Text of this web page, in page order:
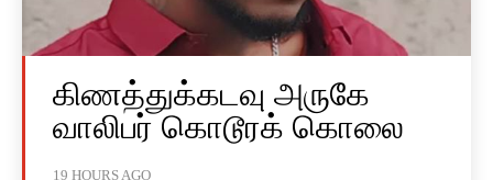
கிணத்துக்கடவு அருகே
வாலிபர் கொடூரக் கொலை
19 HOURS AGO